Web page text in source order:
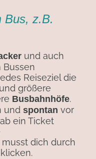
Bus, z.B.
und auch
Bussen
Reiseziel die
größere
Busbahnhöfe.
und spontan vor
ein Ticket
dich durch